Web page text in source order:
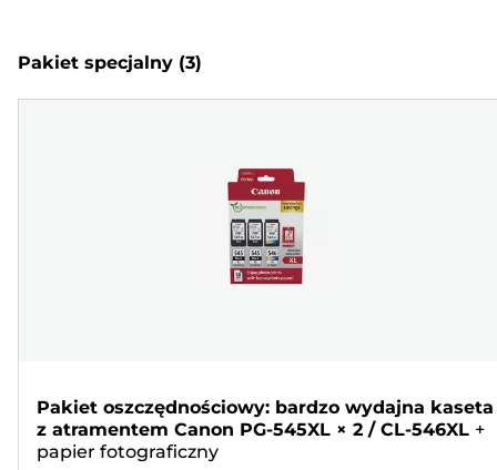
Pakiet specjalny (3)
Pakiet oszczędnościowy: bardzo wydajna kaseta
z atramentem Canon PG-545XL × 2 / CL-546XL +
papier fotograficzny